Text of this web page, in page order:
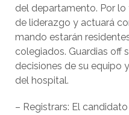
del departamento. Por
de liderazgo y actuará
mando estarán
colegiados. Guardias off
decisiones de su equipo
del hospital.
– Registrars: El